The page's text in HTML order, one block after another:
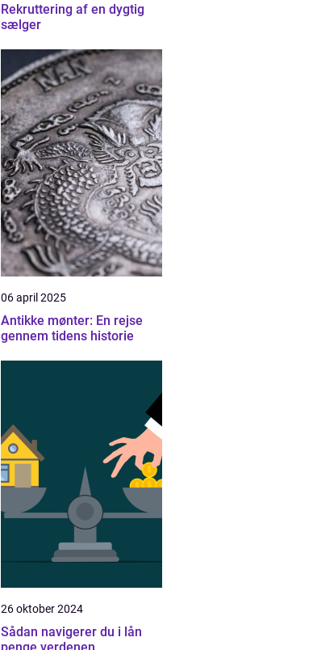
Rekruttering af en dygtig
sælger
06 april 2025
Antikke mønter: En rejse
gennem tidens historie
26 oktober 2024
Sådan navigerer du i lån